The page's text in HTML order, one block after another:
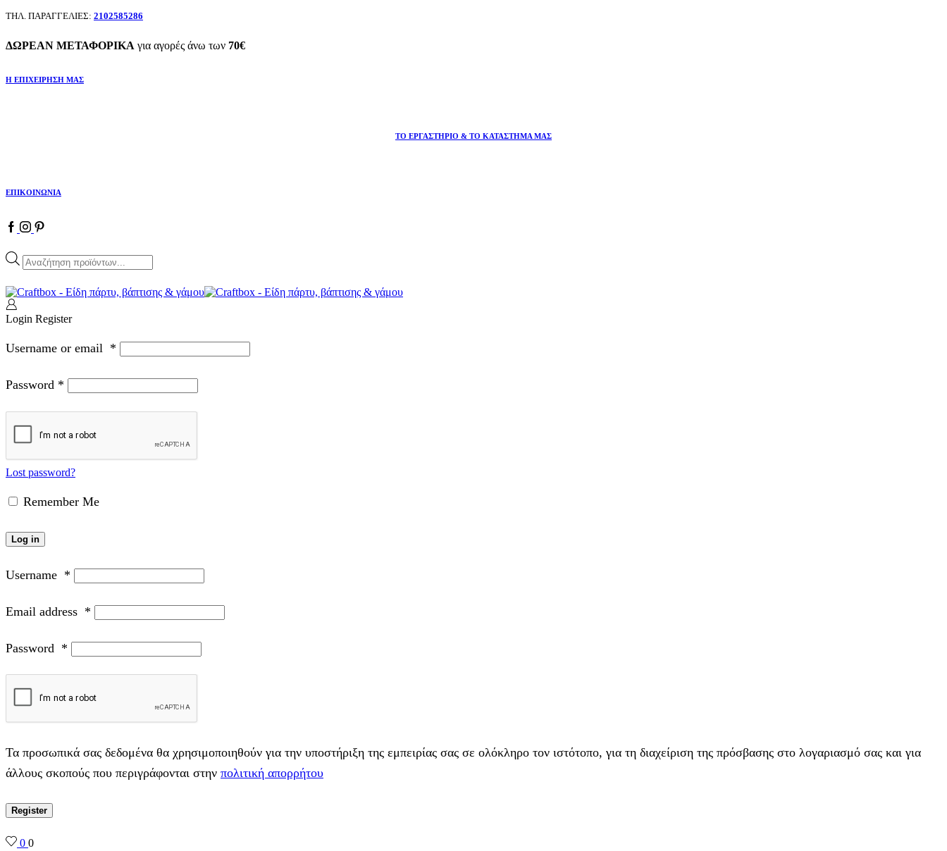
ΤΗΛ. ΠΑΡΑΓΓΕΛΙΕΣ: 2102585286
ΔΩΡΕΑΝ ΜΕΤΑΦΟΡΙΚΑ για αγορές άνω των 70€
Η ΕΠΙΧΕΙΡΗΣΗ ΜΑΣ
ΤΟ ΕΡΓΑΣΤΗΡΙΟ & ΤΟ ΚΑΤΑΣΤΗΜΑ ΜΑΣ
ΕΠΙΚΟΙΝΩΝΙΑ
Facebook
Instagram
Pinterest
Products
search
Login Register
Username or email *
Password *
Lost password?
Remember Me
Log in
Username *
Email address *
Password *
Τα προσωπικά σας δεδομένα θα χρησιμοποιηθούν για την υποστήριξη της εμπειρίας σας σε ολόκληρο τον ιστότοπο, για τη διαχείριση της πρόσβασης στο λογαριασμό σας και για
άλλους σκοπούς που περιγράφονται στην πολιτική απορρήτου
Register
0 0